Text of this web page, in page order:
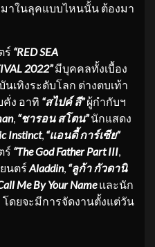
าในลุคแบบไหนนั้น ต้องมา
ร์ “RED SEA
2022”มีบุคคลทั้งเบื้อง
เทิงระดับโลก ต่างตบเท้า
คั่ง อาทิ “สไปค์ ลี”ผู้กำกับฯ
, “ชารอน สโตน”นักแสดง
Instinct, “แอนดี้ การ์เซีย”
ร์ “The God Father Part III
นตร์ Aladdin, “ลูก้า กัวดานิ
Me By Your Nameและนัก
ดยจะมีการจัดงานตั้งแต่วัน